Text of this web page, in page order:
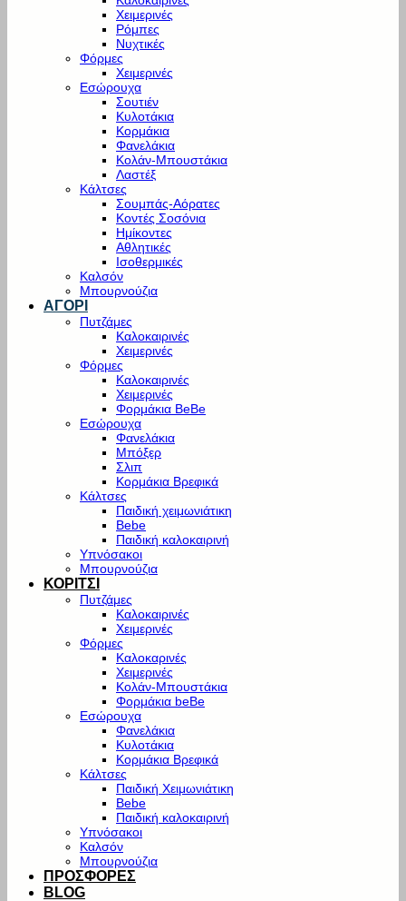
Χειμερινές
Ρόμπες
Νυχτικές
Φόρμες
Χειμερινές
Εσώρουχα
Σουτιέν
Κυλοτάκια
Κορμάκια
Φανελάκια
Κολάν-Μπουστάκια
Λαστέξ
Κάλτσες
Σουμπάς-Αόρατες
Κοντές Σοσόνια
Ημίκοντες
Αθλητικές
Ισοθερμικές
Καλσόν
Μπουρνούζια
ΑΓΟΡΙ
Πυτζάμες
Καλοκαιρινές
Χειμερινές
Φόρμες
Καλοκαιρινές
Χειμερινές
Φορμάκια BeBe
Εσώρουχα
Φανελάκια
Μπόξερ
Σλιπ
Κορμάκια Βρεφικά
Κάλτσες
Παιδική χειμωνιάτικη
Bebe
Παιδική καλοκαιρινή
Υπνόσακοι
Μπουρνούζια
ΚΟΡΙΤΣΙ
Πυτζάμες
Καλοκαιρινές
Χειμερινές
Φόρμες
Καλοκαρινές
Χειμερινές
Κολάν-Μπουστάκια
Φορμάκια beBe
Εσώρουχα
Φανελάκια
Κυλοτάκια
Κορμάκια Βρεφικά
Κάλτσες
Παιδική Χειμωνιάτικη
Bebe
Παιδική καλοκαιρινή
Υπνόσακοι
Καλσόν
Μπουρνούζια
ΠΡΟΣΦΟΡΕΣ
BLOG